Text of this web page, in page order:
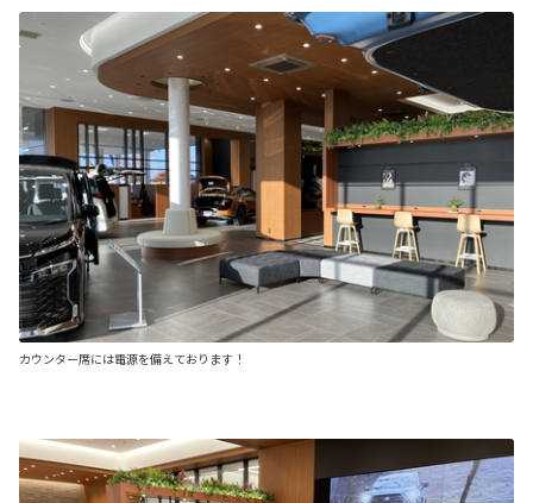
カウンター席には電源を備えております！